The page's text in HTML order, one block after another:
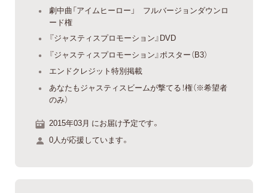
劇中曲「アイムヒーロー」 フルバージョンダウンロ
ード権
『ジャスティスプロモーション』DVD
『ジャスティスプロモーション』ポスター（B3）
エンドクレジット特別掲載
あなたもジャスティスビームが撃てる！権（※希望者
のみ）
2015年03月 にお届け予定です。
0人が応援しています。